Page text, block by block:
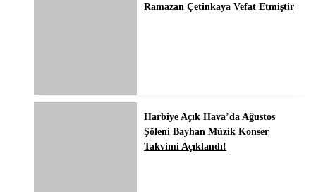
Ramazan Çetinkaya Vefat Etmiştir
Harbiye Açık Hava’da Ağustos
Şöleni Bayhan Müzik Konser
Takvimi Açıklandı!